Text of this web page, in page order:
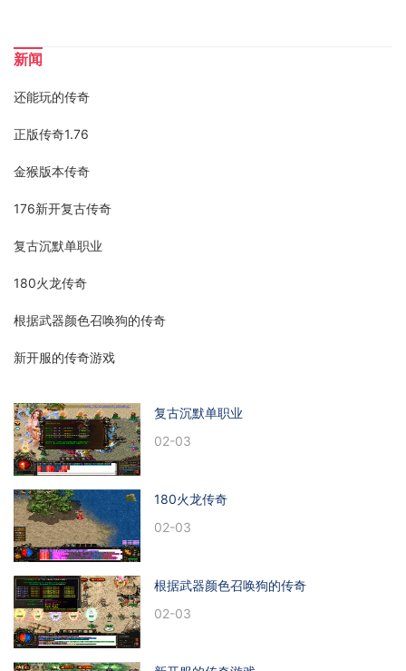
新闻
还能玩的传奇
正版传奇1.76
金猴版本传奇
176新开复古传奇
复古沉默单职业
180火龙传奇
根据武器颜色召唤狗的传奇
新开服的传奇游戏
复古沉默单职业
02-03
180火龙传奇
02-03
根据武器颜色召唤狗的传奇
02-03